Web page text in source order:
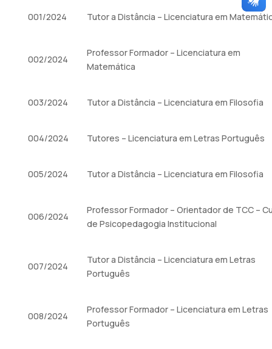
001/2024 Tutor a Distância – Licenciatura em
002/2024
Professor Formador – Licenciatura em
Matemática
003/2024 Tutor a Distância – Licenciatura em Filosofia
004/2024 Tutores – Licenciatura em Letras Português
005/2024 Tutor a Distância – Licenciatura em Filosofia
006/2024
Professor Formador – Orientador de TCC –
de Psicopedagogia Institucional
007/2024
Tutor a Distância – Licenciatura em Letras
Português
008/2024
Professor Formador – Licenciatura em Letras
Português